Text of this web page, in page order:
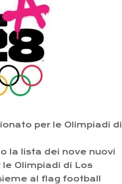
per le Olimpiadi di
la lista dei nove nuovi
Olimpiadi di Los
al flag football